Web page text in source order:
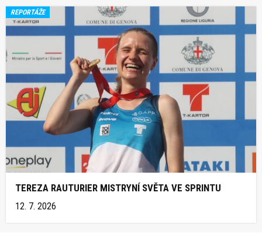
REPORTÁŽE
TEREZA RAUTURIER MISTRYNÍ SVĚTA VE SPRINTU
12. 7. 2026